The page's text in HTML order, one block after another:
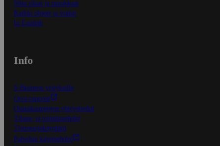
Näin tilaat ja muokkaat
Kaikki ohjeet ja vinkit
In English
Info
S-Business yrityksille
Oiva-raportit
Osuuskauppojen yhteystiedot
Tilaus- ja toimitusehdot
Tietosuojakäytäntö
Palvelun käyttöehdot